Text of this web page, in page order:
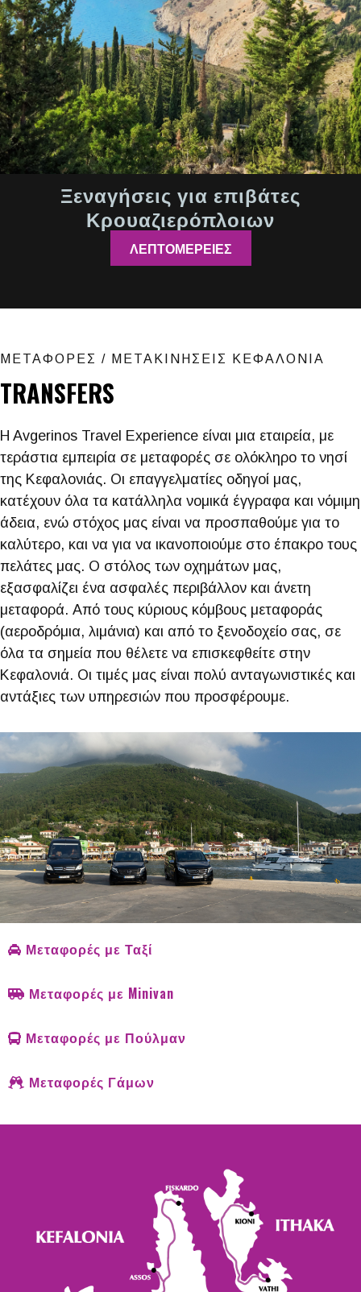
Ξεναγήσεις για επιβάτες
Κρουαζιερόπλοιων
ΛΕΠΤΟΜΕΡΕΙΕΣ
ΜΕΤΑΦΟΡΕΣ / ΜΕΤΑΚΙNΗΣΕΙΣ ΚΕΦΑΛΟΝΙΑ
TRANSFERS
H Avgerinos Travel Experience είναι μια εταιρεία, με
τεράστια εμπειρία σε μεταφορές σε ολόκληρο το νησί
της Κεφαλονιάς. Οι επαγγελματίες οδηγοί μας,
κατέχουν όλα τα κατάλληλα νομικά έγγραφα και νόμιμη
άδεια, ενώ στόχος μας είναι να προσπαθούμε για το
καλύτερο, και να για να ικανοποιούμε στο έπακρο τους
πελάτες μας. Ο στόλος των οχημάτων μας,
εξασφαλίζει ένα ασφαλές περιβάλλον και άνετη
μεταφορά. Από τους κύριους κόμβους μεταφοράς
(αεροδρόμια, λιμάνια) και από το ξενοδοχείο σας, σε
όλα τα σημεία που θέλετε να επισκεφθείτε στην
Κεφαλονιά. Οι τιμές μας είναι πολύ ανταγωνιστικές και
αντάξιες των υπηρεσιών που προσφέρουμε.
Μεταφορές με Ταξί
Μεταφορές με Minivan
Μεταφορές με Πούλμαν
Μεταφορές Γάμων